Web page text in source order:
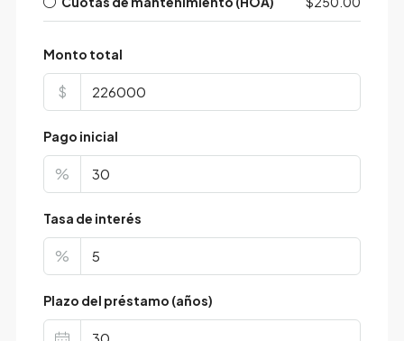
Monto total
$
Pago inicial
%
Tasa de interés
%
Plazo del préstamo (años)